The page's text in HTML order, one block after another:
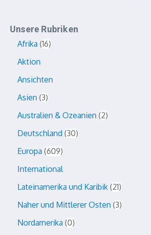
Unsere Rubriken
Afrika 16
Aktion
Ansichten
Asien 3
Australien & Ozeanien 2
Deutschland 30
Europa 609
International
Lateinamerika und Karibik 21
Naher und Mittlerer Osten 3
Nordamerika 0